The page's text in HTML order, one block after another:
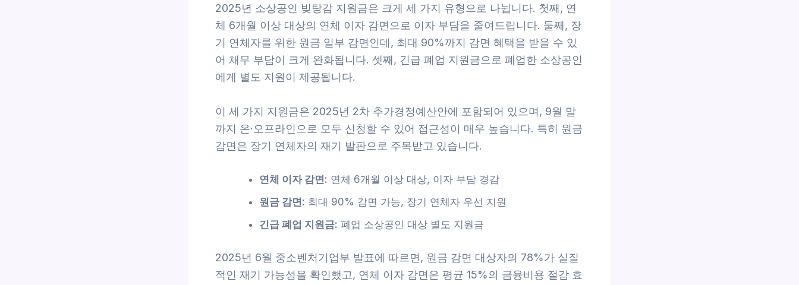
2025년 소상공인 빚탕감 지원금은 크게 세 가지 유형으로 나뉩니다. 첫째, 연
체 6개월 이상 대상의 연체 이자 감면으로 이자 부담을 줄여드립니다. 둘째, 장
기 연체자를 위한 원금 일부 감면인데, 최대 90%까지 감면 혜택을 받을 수 있
어 채무 부담이 크게 완화됩니다. 셋째, 긴급 폐업 지원금으로 폐업한 소상공인
에게 별도 지원이 제공됩니다.
이 세 가지 지원금은 2025년 2차 추가경정예산안에 포함되어 있으며, 9월 말
까지 온·오프라인으로 모두 신청할 수 있어 접근성이 매우 높습니다. 특히 원금
감면은 장기 연체자의 재기 발판으로 주목받고 있습니다.
연체 이자 감면: 연체 6개월 이상 대상, 이자 부담 경감
원금 감면: 최대 90% 감면 가능, 장기 연체자 우선 지원
긴급 폐업 지원금: 폐업 소상공인 대상 별도 지원금
2025년 6월 중소벤처기업부 발표에 따르면, 원금 감면 대상자의 78%가 실질
적인 재기 가능성을 확인했고, 연체 이자 감면은 평균 15%의 금융비용 절감 효